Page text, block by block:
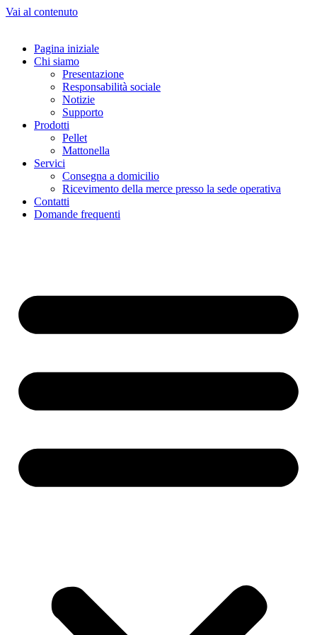
Vai al contenuto
Pagina iniziale
Chi siamo
Presentazione
Responsabilità sociale
Notizie
Supporto
Prodotti
Pellet
Mattonella
Servici
Consegna a domicilio
Ricevimento della merce presso la sede operativa
Contatti
Domande frequenti